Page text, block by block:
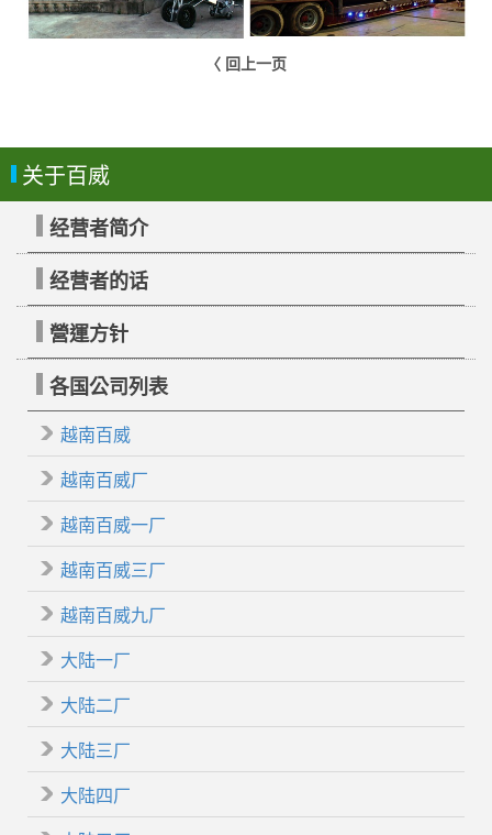
〈 回上一页
关于百威
经营者简介
经营者的话
營運方针
各国公司列表
越南百威
越南百威厂
越南百威一厂
越南百威三厂
越南百威九厂
大陆一厂
大陆二厂
大陆三厂
大陆四厂